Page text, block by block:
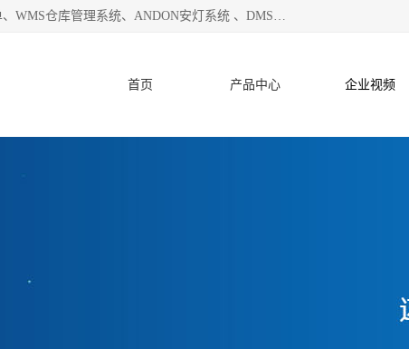
天津迈讯科智能技术有限公司主要从事：MES制造执行系统、锐益生产云工单、WMS仓库管理系统、ANDON安灯系统 、DMS设备管理系统、电气设备健康监测系统、工厂可视化管理、数字化车间；公司是一家专注于企业及制造业信息化、智能化的信息系统集成解决方案提供商的高新技术企业。为企业提供全套的软硬件信息系统集成及安装部署服务。
首页 产品中心 企业视频